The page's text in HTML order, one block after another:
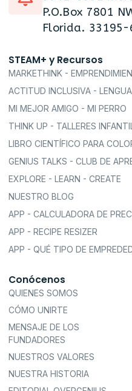
P.O.Box 7801
Florida. 33195-
STEAM+ y Recursos
MARKETHINK -
ACTITUD INCLUSIVA -
MI MEJOR AMIGO - MI PERRO
THINK UP - TALLERES
LIBRO CIENTÍFICO PARA
GENIUS TALKS - CLUB DE
EXPLORE - LEARN - CREATE
NUESTRO BLOG
APP - CALCULADORA DE
APP - RECIPE RESIZER
APP - QUÉ TIPO DE
Conócenos
QUIENES SOMOS
CÓMO UNIRTE
MENSAJE DE LOS
FUNDADORES
NUESTROS VALORES
NUESTRA HISTORIA